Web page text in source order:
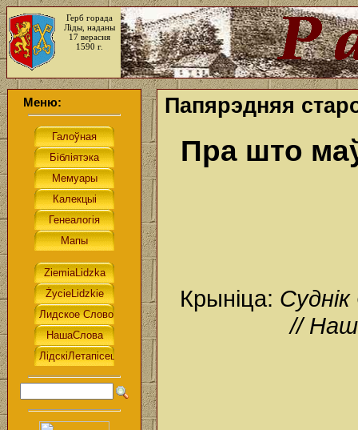
Герб горада
Ліды, наданы
17 верасня
1590 г.
Меню: Папярэдняя
Пра што
Крыніца:
//